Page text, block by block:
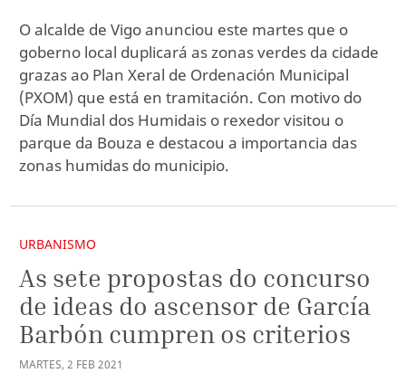
O alcalde de Vigo anunciou este martes que o
goberno local duplicará as zonas verdes da cidade
grazas ao Plan Xeral de Ordenación Municipal
(PXOM) que está en tramitación. Con motivo do
Día Mundial dos Humidais o rexedor visitou o
parque da Bouza e destacou a importancia das
zonas humidas do municipio.
URBANISMO
As sete propostas do concurso
de ideas do ascensor de García
Barbón cumpren os criterios
MARTES, 2 FEB 2021